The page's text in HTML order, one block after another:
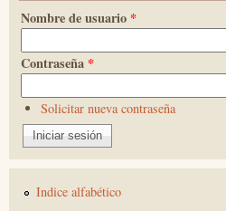
Nombre de usuario *
Contraseña *
Solicitar nueva contraseña
Indice alfabético